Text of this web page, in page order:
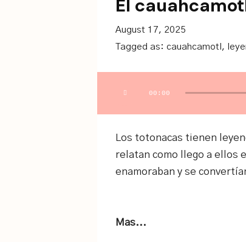
El
August 17, 2025
Tagged as: cauahcamotl ,
Player
00:00
Los totonacas tienen
relatan como llego a ellos
enamoraban y se
Mas...